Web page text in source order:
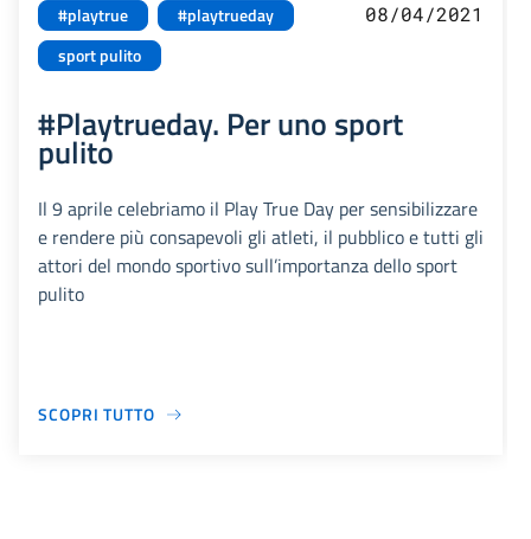
#playtrue
#playtrueday
sport pulito
08/04/2021
#Playtrueday. Per uno sport
pulito
Il 9 aprile celebriamo il Play True Day per sensibilizzare
e rendere più consapevoli gli atleti, il pubblico e tutti gli
attori del mondo sportivo sull’importanza dello sport
pulito
SCOPRI TUTTO